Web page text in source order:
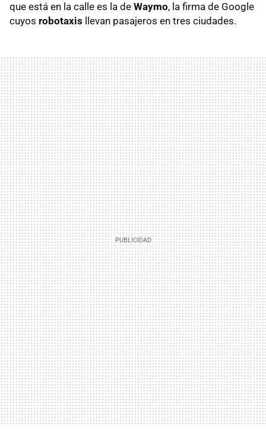
que está en la calle es la de Waymo, la firma de Google
cuyos robotaxis llevan pasajeros en tres ciudades.